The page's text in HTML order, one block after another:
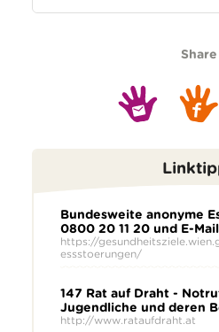
Share
Bundesweite anonyme
0800 20 11 20 und E-
https://
essstoerungen/
147 Rat auf Draht -
Jugendliche und deren
http://www.rataufdraht.at